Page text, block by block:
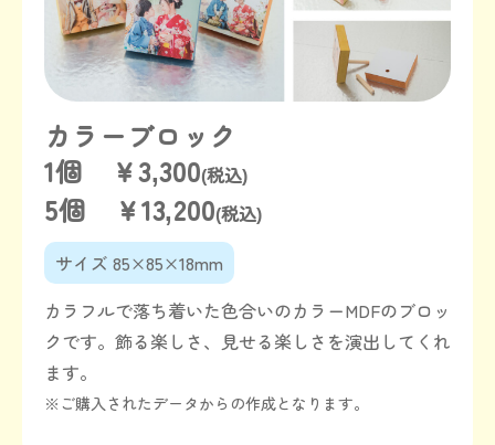
カラーブロック
1個 ￥3,300(税込)
5個 ￥13,200(税込)
サイズ 85×85×18mm
カラフルで落ち着いた色合いのカラーMDFのブロッ
クです。飾る楽しさ、見せる楽しさを演出してくれ
ます。
※ご購入されたデータからの作成となります。